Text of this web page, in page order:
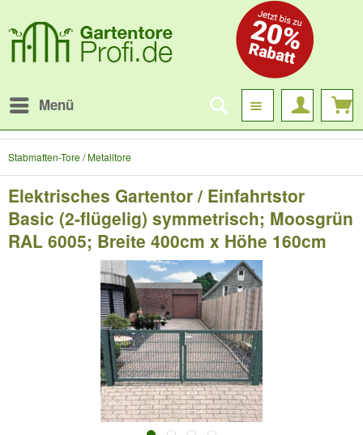
Menü
Stabmatten-Tore / Metalltore
Elektrisches Gartentor / Einfahrtstor
Basic (2-flügelig) symmetrisch; Moosgrün
RAL 6005; Breite 400cm x Höhe 160cm